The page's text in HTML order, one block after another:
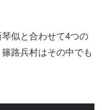
似と合わせて4つの
路兵村はその中でも